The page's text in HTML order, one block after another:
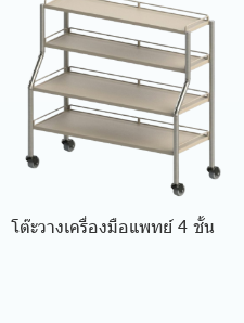
โต๊ะวางเครื่องมือแพทย์ 4 ชั้น